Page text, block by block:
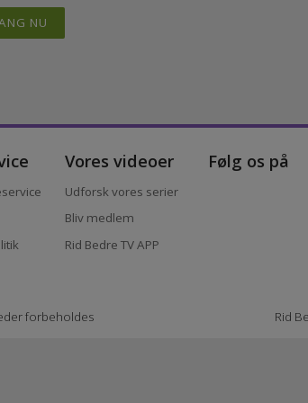
eller geografi, der afgør, om man kan lære af de
er, så kan man altid blive bedre.
Vores videoer
Bliv medlem